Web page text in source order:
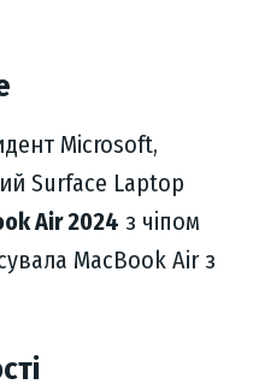
Microsoft,
Surface Laptop
Air 2024 з чіпом
MacBook Air з